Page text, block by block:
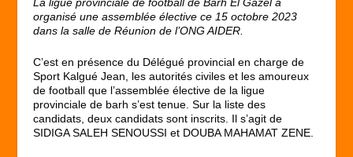
organisé une assemblée élective ce 15 octobre 2023
dans la salle de Réunion de l’ONG AIDER.
C’est en présence du Délégué provincial en charge de
Sport Kalgué Jean, les autorités civiles et les amoureux
de football que l’assemblée élective de la ligue
provinciale de barh s’est tenue. Sur la liste des
candidats, deux candidats sont inscrits. Il s’agit de
SIDIGA SALEH SENOUSSI et DOUBA MAHAMAT ZENE.